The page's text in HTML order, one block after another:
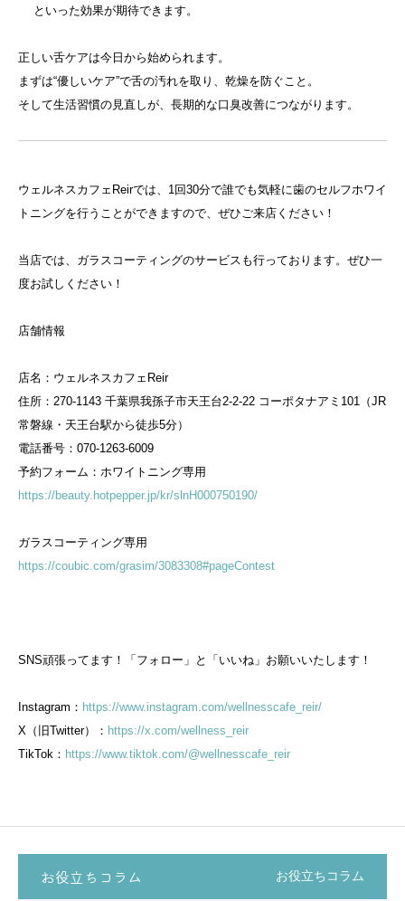
といった効果が期待できます。
正しい舌ケアは今日から始められます。
まずは“優しいケア”で舌の汚れを取り、乾燥を防ぐこと。
そして生活習慣の見直しが、長期的な口臭改善につながります。
ウェルネスカフェReirでは、1回30分で誰でも気軽に歯のセルフホワイ
トニングを行うことができますので、ぜひご来店ください！
当店では、ガラスコーティングのサービスも行っております。ぜひ一
度お試しください！
店舗情報
店名：ウェルネスカフェReir
住所：270-1143 千葉県我孫子市天王台2-2-22 コーポタナアミ101（JR
常磐線・天王台駅から徒歩5分）
電話番号：070-1263-6009
予約フォーム：ホワイトニング専用
https://beauty.hotpepper.jp/kr/slnH000750190/
ガラスコーティング専用
https://coubic.com/grasim/3083308#pageContest
SNS頑張ってます！「フォロー」と「いいね」お願いいたします！
Instagram： https://www.instagram.com/wellnesscafe_reir/
X（旧Twitter）： https://x.com/wellness_reir
TikTok： https://www.tiktok.com/@wellnesscafe_reir
お役立ちコラム お役立ちコラム